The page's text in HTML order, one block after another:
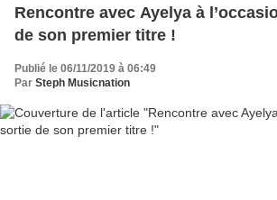
Rencontre avec Ayelya à
de son premier titre !
Publié le 06/11/2019 à 06:49
Par Steph Musicnation